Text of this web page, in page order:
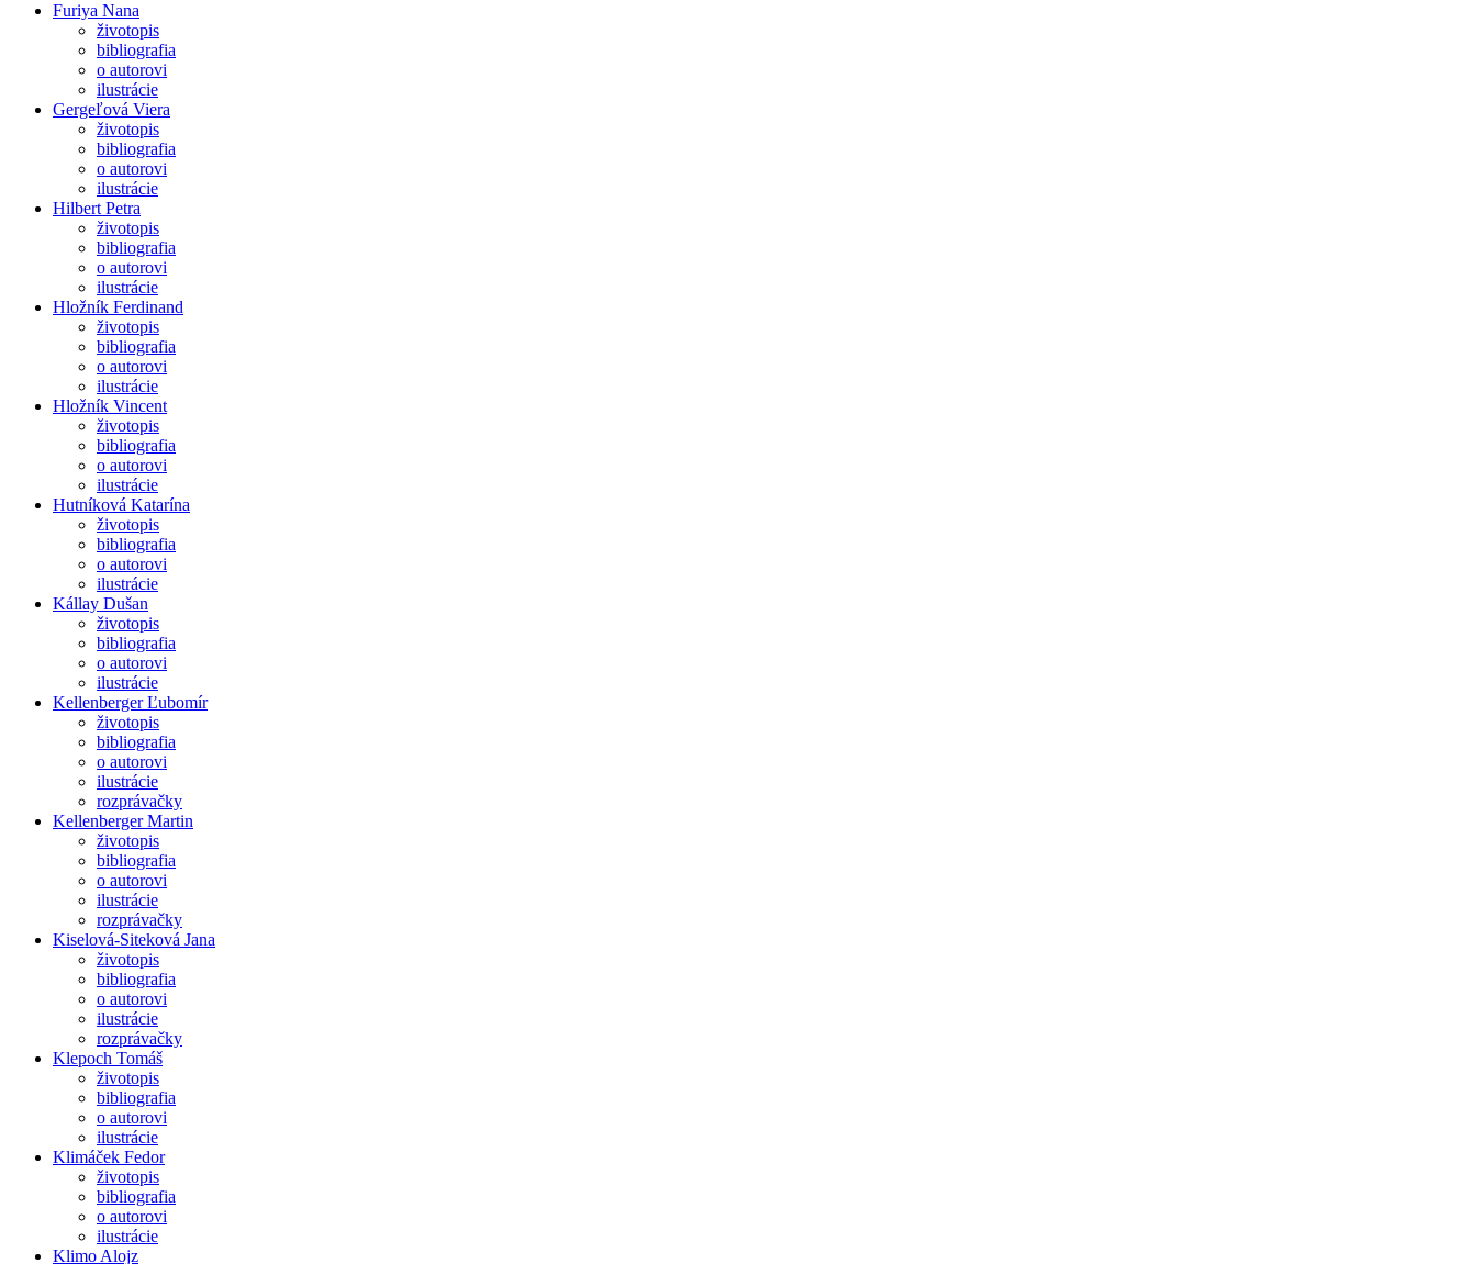
Furiya Nana
životopis
bibliografia
o autorovi
ilustrácie
Gergeľová Viera
životopis
bibliografia
o autorovi
ilustrácie
Hilbert Petra
životopis
bibliografia
o autorovi
ilustrácie
Hložník Ferdinand
životopis
bibliografia
o autorovi
ilustrácie
Hložník Vincent
životopis
bibliografia
o autorovi
ilustrácie
Hutníková Katarína
životopis
bibliografia
o autorovi
ilustrácie
Kállay Dušan
životopis
bibliografia
o autorovi
ilustrácie
Kellenberger Ľubomír
životopis
bibliografia
o autorovi
ilustrácie
rozprávačky
Kellenberger Martin
životopis
bibliografia
o autorovi
ilustrácie
rozprávačky
Kiselová-Siteková Jana
životopis
bibliografia
o autorovi
ilustrácie
rozprávačky
Klepoch Tomáš
životopis
bibliografia
o autorovi
ilustrácie
Klimáček Fedor
životopis
bibliografia
o autorovi
ilustrácie
Klimo Alojz